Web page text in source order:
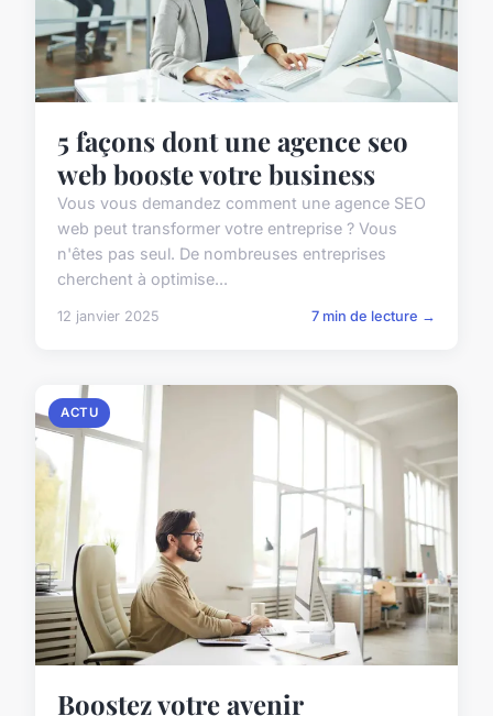
5 façons dont une agence seo
web booste votre business
Vous vous demandez comment une agence SEO
web peut transformer votre entreprise ? Vous
n'êtes pas seul. De nombreuses entreprises
cherchent à optimise...
12 janvier 2025 7 min de lecture →
ACTU
Boostez votre avenir